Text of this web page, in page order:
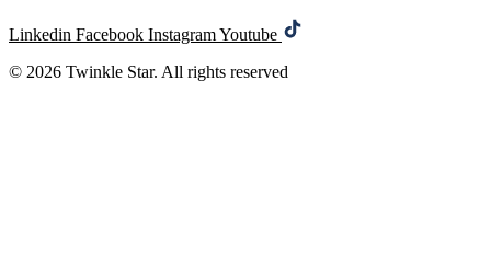
Linkedin Facebook InstagramYoutube
© 2026 Twinkle Star. All rights reserved